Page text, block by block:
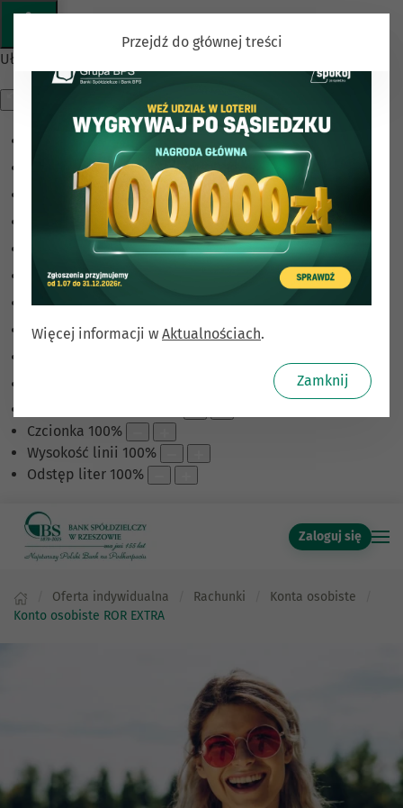
Ułatwienia dostępu
Monochromatyczny
Ciemny kontrast
Jasny kontrast
Niskie nasycenie
Wysokie nasycenie
Zaznacz linki
Zaznacz nagłówki
Czcionka 100%
Wysokość linii 100%
Odstęp liter 100%
Przejdź do głównej treści
Zaloguj się
Oferta indywidualna Rachunki
Konta osobiste
Konto osobiste ROR EXTRA
Więcej informacji w Aktualnościach.
Zamknij